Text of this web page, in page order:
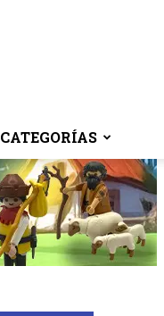
CATEGORÍAS